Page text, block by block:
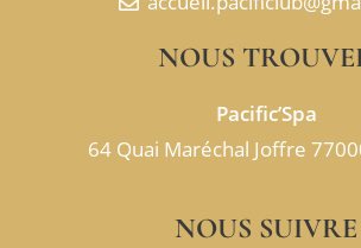
NOUS
Pacific’Spa
64 Quai Maréchal Joffre
NOUS SUIVRE